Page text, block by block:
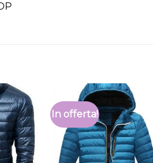
In offerta!